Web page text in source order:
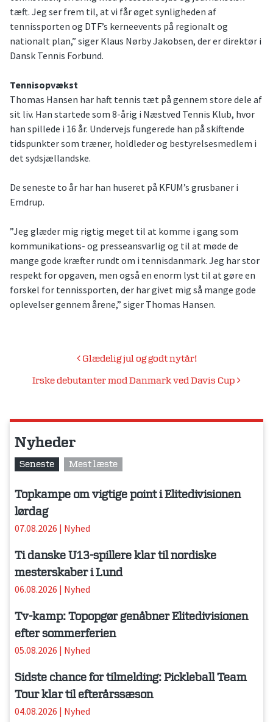
tæft. Jeg ser frem til, at vi får øget synligheden af
tennissporten og DTF’s kerneevents på regionalt og
nationalt plan,” siger Klaus Nørby Jakobsen, der er direktør i
Dansk Tennis Forbund.
Tennisopvækst
Thomas Hansen har haft tennis tæt på gennem store dele af
sit liv. Han startede som 8-årig i Næstved Tennis Klub, hvor
han spillede i 16 år. Undervejs fungerede han på skiftende
tidspunkter som træner, holdleder og bestyrelsesmedlem i
det sydsjællandske.
De seneste to år har han huseret på KFUM’s grusbaner i
Emdrup.
”Jeg glæder mig rigtig meget til at komme i gang som
kommunikations- og presseansvarlig og til at møde de
mange gode kræfter rundt om i tennisdanmark. Jeg har stor
respekt for opgaven, men også en enorm lyst til at gøre en
forskel for tennissporten, der har givet mig så mange gode
oplevelser gennem årene,” siger Thomas Hansen.
IndlægsnavigationGlædelig jul og godt nytår!
Irske debutanter mod Danmark ved Davis Cup
Nyheder
Seneste Mest læste
Topkampe om vigtige point i Elitedivisionen
lørdag
07.08.2026 | Nyhed
Ti danske U13-spillere klar til nordiske
mesterskaber i Lund
06.08.2026 | Nyhed
Tv-kamp: Topopgør genåbner Elitedivisionen
efter sommerferien
05.08.2026 | Nyhed
Sidste chance for tilmelding: Pickleball Team
Tour klar til efterårssæson
04.08.2026 | Nyhed